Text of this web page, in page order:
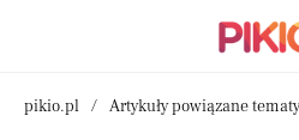
pikio.pl Artykuły powiązane